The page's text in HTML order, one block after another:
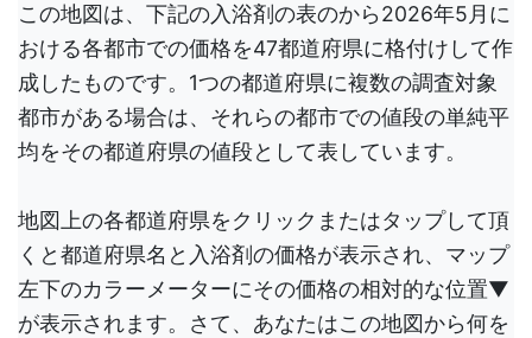
この地図は、下記の入浴剤の表のから2026年5月に
おける各都市での価格を47都道府県に格付けして作
成したものです。1つの都道府県に複数の調査対象
都市がある場合は、それらの都市での値段の単純平
均をその都道府県の値段として表しています。
地図上の各都道府県をクリックまたはタップして頂
くと都道府県名と入浴剤の価格が表示され、マップ
左下のカラーメーターにその価格の相対的な位置▼
が表示されます。さて、あなたはこの地図から何を